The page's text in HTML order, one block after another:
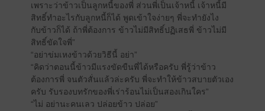
เพราะว่าข้าวเป็นลูกหนี้ของพี่ ส่วนพี่เป็นเจ้าหนี้ เจ้าหนี้มี
สิทธิ์ทำอะไรกับลูกหนี้ก็ได้ พูดเข้าใจง่ายๆ พี่จะทำยังไง
กับข้าวก็ได้ ถ้าพี่ต้องการ ข้าวไม่มีสิทธิ์ปฏิเสธพี่ ข้าวไม่มี
สิทธิ์ขัดใจพี่”
“อย่าข่มเหงข้าวด้วยวิธีนี้ อย่า”
“คิดว่าตอนนี้ข้าวมีแรงขัดขืนพี่ได้หรือครับ พี่รู้ว่าข้าว
ต้องการพี่ จนตัวสั่นแล้วล่ะครับ พี่จะทำให้ข้าวสบายตัวเอง
ครับ รับรองบทรักของพี่เร่าร้อนไม่เป็นสองเกินใคร”
“ไม่ อย่านะคนเลว ปล่อยข้าว ปล่อย”